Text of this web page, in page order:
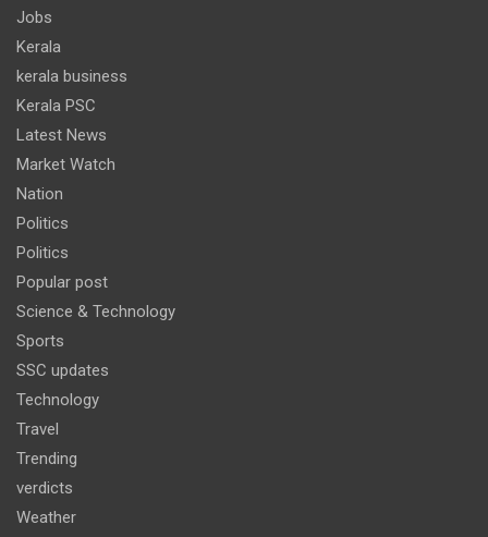
Jobs
Kerala
kerala business
Kerala PSC
Latest News
Market Watch
Nation
Politics
Politics
Popular post
Science & Technology
Sports
SSC updates
Technology
Travel
Trending
verdicts
Weather